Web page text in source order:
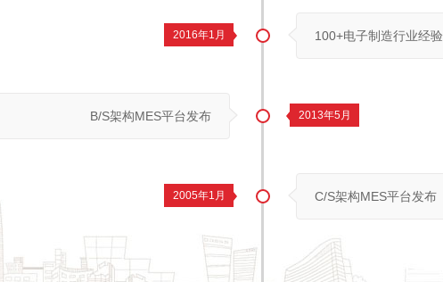
2016年1月 100+电子制造行业经验
2013年5月
B/S架构MES平台发布
2005年1月 C/S架构MES平台发布